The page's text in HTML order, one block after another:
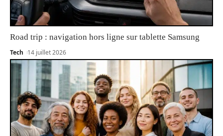
Road trip : navigation hors ligne sur tablette Samsung
Tech 14 juillet 2026